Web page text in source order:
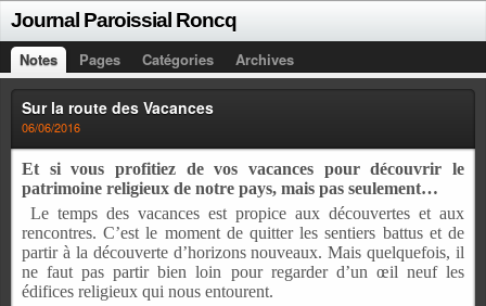
Journal Paroissial Roncq
Notes Pages Catégories Archives
Sur la route des Vacances
06/06/2016
Et si vous profitiez de vos vacances pour découvrir le
patrimoine religieux de notre pays, mais pas seulement…
Le temps des vacances est propice aux découvertes et aux
rencontres. C’est le moment de quitter les sentiers battus et de
partir à la découverte d’horizons nouveaux. Mais quelquefois, il
ne faut pas partir bien loin pour regarder d’un œil neuf les
édifices religieux qui nous entourent.